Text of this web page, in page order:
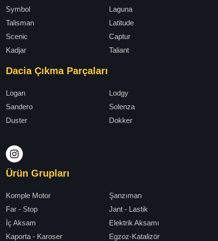
Symbol
Laguna
Talisman
Latitude
Scenic
Captur
Kadjar
Taliant
Dacia Çıkma Parçaları
Logan
Lodgy
Sandero
Solenza
Duster
Dokker
Ürün Grupları
Komple Motor
Şanzıman
Far - Stop
Jant - Lastik
İç Aksam
Elektrik Aksamı
Kaporta - Karoser
Egzoz-Katalizör